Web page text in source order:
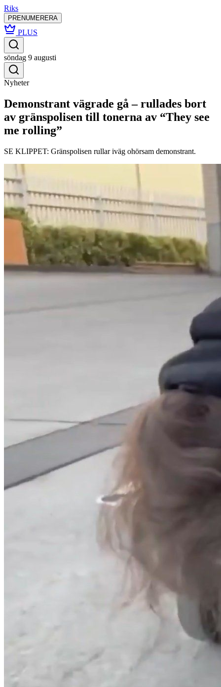
Riks
PRENUMERERA
PLUS
söndag 9 augusti
Nyheter
Demonstrant vägrade gå – rullades bort
av gränspolisen till tonerna av “They see
me rolling”
SE KLIPPET: Gränspolisen rullar iväg ohörsam demonstrant.